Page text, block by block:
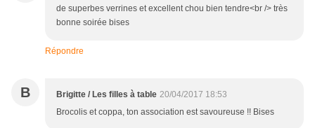
de superbes verrines et excellent chou bien tendre<br /> très
bonne soirée bises
Répondre
B Brigitte / Les filles à table 20/04/2017 18:53
Brocolis et coppa, ton association est savoureuse !! Bises